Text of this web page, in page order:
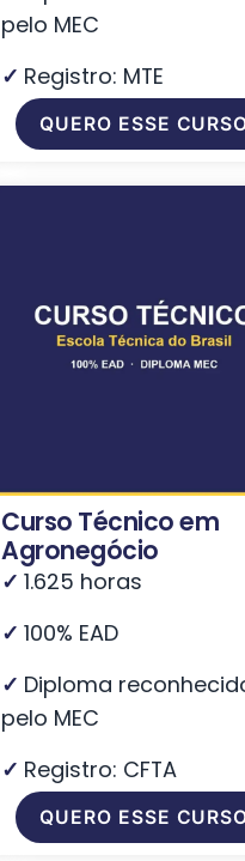
pelo MEC
✓ Registro: MTE
QUERO ESSE
Curso Técnico em
Agronegócio
✓ 1.625 horas
✓ 100% EAD
✓ Diploma
pelo MEC
✓ Registro: CFTA
QUERO ESSE